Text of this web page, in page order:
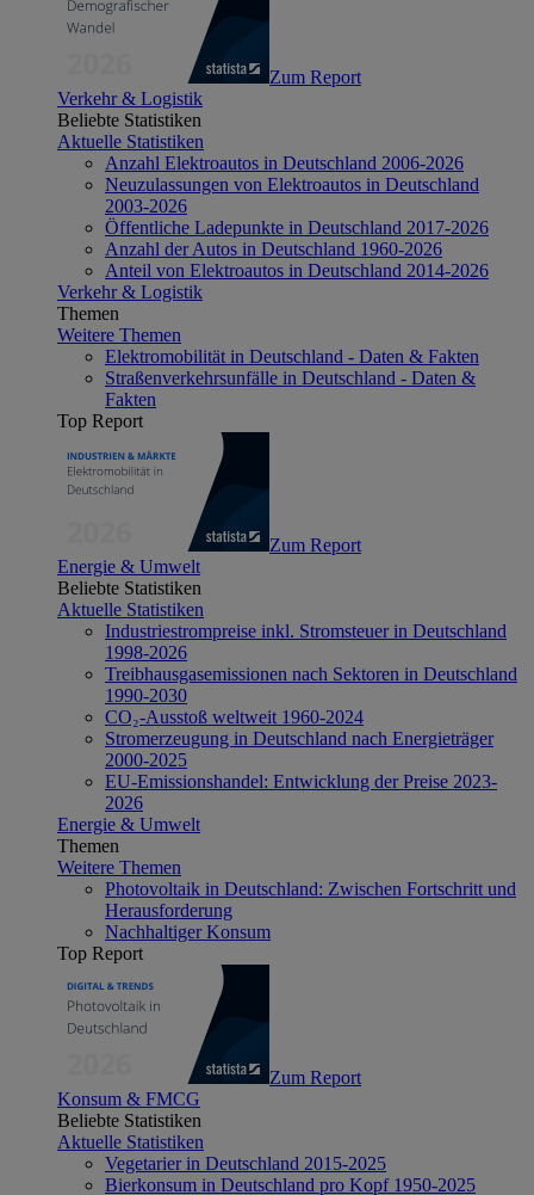
Zum Report
Verkehr & Logistik
Beliebte Statistiken
Aktuelle Statistiken
Anzahl Elektroautos in Deutschland 2006-2026
Neuzulassungen von Elektroautos in Deutschland
2003-2026
Öffentliche Ladepunkte in Deutschland 2017-2026
Anzahl der Autos in Deutschland 1960-2026
Anteil von Elektroautos in Deutschland 2014-2026
Verkehr & Logistik
Themen
Weitere Themen
Elektromobilität in Deutschland - Daten & Fakten
Straßenverkehrsunfälle in Deutschland - Daten &
Fakten
Top Report
Zum Report
Energie & Umwelt
Beliebte Statistiken
Aktuelle Statistiken
Industriestrompreise inkl. Stromsteuer in Deutschland
1998-2026
Treibhausgasemissionen nach Sektoren in Deutschland
1990-2030
CO₂-Ausstoß weltweit 1960-2024
Stromerzeugung in Deutschland nach Energieträger
2000-2025
EU-Emissionshandel: Entwicklung der Preise 2023-
2026
Energie & Umwelt
Themen
Weitere Themen
Photovoltaik in Deutschland: Zwischen Fortschritt und
Herausforderung
Nachhaltiger Konsum
Top Report
Zum Report
Konsum & FMCG
Beliebte Statistiken
Aktuelle Statistiken
Vegetarier in Deutschland 2015-2025
Bierkonsum in Deutschland pro Kopf 1950-2025